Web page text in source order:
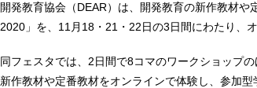
開発教育協会（DEAR）は、開発教育の新作教材
2020」を、11月18・21・22日の3日間にわたり、
同フェスタでは、2日間で8コマのワークショップ
新作教材や定番教材をオンラインで体験し、参加